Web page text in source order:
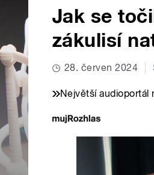
Jak se
zákulisí
28. červen 2024
Největší audioportál